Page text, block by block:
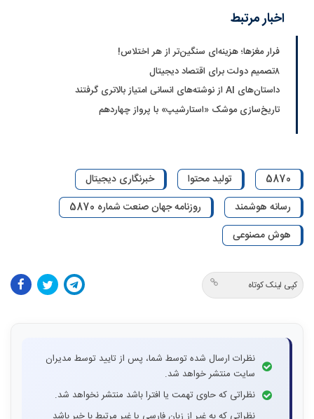
اخبار مرتبط
فرار مغزها؛ هزینه‌ای سنگین‌تر از هر اختلاس!
۸تصمیم دولت برای اقتصاد دیجیتال
داستان‌های AI از نوشته‌های انسانی امتیاز بالاتری گرفتند
تاریخ‌سازی موشک «استارشیپ» با پرواز چهاردهم
5870 تولید محتوا
خبرنگاری دیجیتال
رسانه هوشمند
روزنامه جهان صنعت شماره 5870
هوش مصنوعی
کپی لینک کوتاه
نظرات ارسال شده توسط شما، پس از تایید توسط مدیران
سایت منتشر خواهد شد.
نظراتی که حاوی تهمت یا افترا باشد منتشر نخواهد شد.